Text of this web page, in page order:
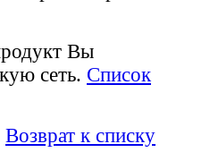
Вы
сеть. Список
Возврат к списку